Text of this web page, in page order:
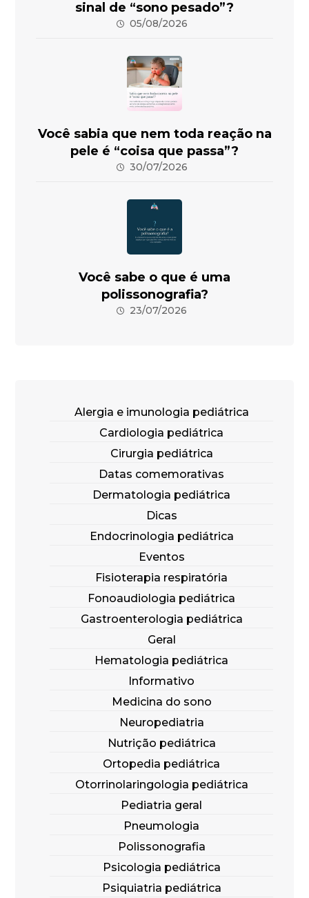
sinal de “sono pesado”?
05/08/2026
Você sabia que nem toda reação na
pele é “coisa que passa”?
30/07/2026
Você sabe o que é uma
polissonografia?
23/07/2026
Alergia e imunologia pediátrica
Cardiologia pediátrica
Cirurgia pediátrica
Datas comemorativas
Dermatologia pediátrica
Dicas
Endocrinologia pediátrica
Eventos
Fisioterapia respiratória
Fonoaudiologia pediátrica
Gastroenterologia pediátrica
Geral
Hematologia pediátrica
Informativo
Medicina do sono
Neuropediatria
Nutrição pediátrica
Ortopedia pediátrica
Otorrinolaringologia pediátrica
Pediatria geral
Pneumologia
Polissonografia
Psicologia pediátrica
Psiquiatria pediátrica